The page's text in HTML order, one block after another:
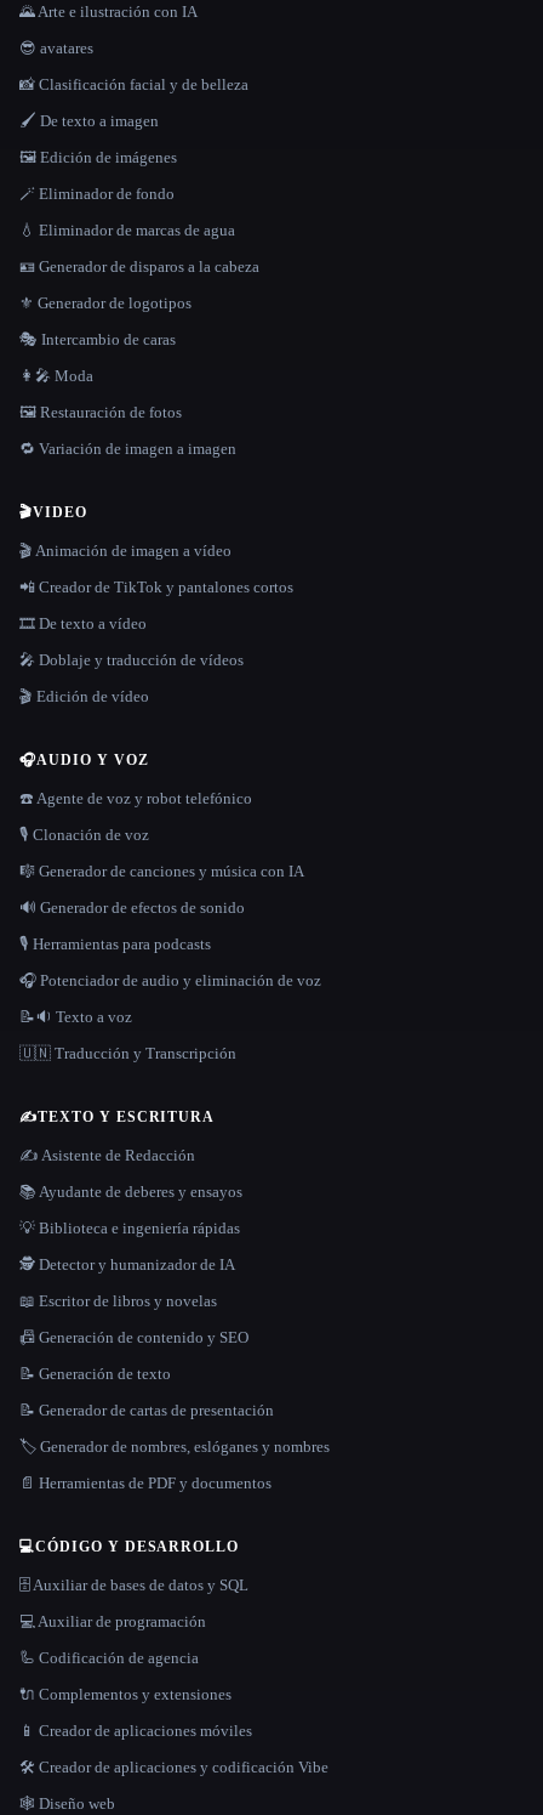
🌄 Arte e ilustración con IA
😎 avatares
📸 Clasificación facial y de belleza
🖌️ De texto a imagen
🖼️ Edición de imágenes
🪄 Eliminador de fondo
💧 Eliminador de marcas de agua
🪪 Generador de disparos a la cabeza
⚜️ Generador de logotipos
🎭 Intercambio de caras
👩‍🎤 Moda
🖼️ Restauración de fotos
🔁 Variación de imagen a imagen
🎬VIDEO
🎬 Animación de imagen a vídeo
📲 Creador de TikTok y pantalones cortos
🎞️ De texto a vídeo
🎤 Doblaje y traducción de vídeos
🎬 Edición de vídeo
🎧AUDIO Y VOZ
☎️ Agente de voz y robot telefónico
🎙️ Clonación de voz
🎼 Generador de canciones y música con IA
🔊 Generador de efectos de sonido
🎙️ Herramientas para podcasts
🎧 Potenciador de audio y eliminación de voz
📝🔉 Texto a voz
🇺🇳 Traducción y Transcripción
✍️TEXTO Y ESCRITURA
✍️ Asistente de Redacción
📚 Ayudante de deberes y ensayos
💡 Biblioteca e ingeniería rápidas
🕵️ Detector y humanizador de IA
📖 Escritor de libros y novelas
📠 Generación de contenido y SEO
📝 Generación de texto
📝 Generador de cartas de presentación
🏷️ Generador de nombres, eslóganes y nombres
📄 Herramientas de PDF y documentos
💻CÓDIGO Y DESARROLLO
🗄️ Auxiliar de bases de datos y SQL
💻 Auxiliar de programación
🦾 Codificación de agencia
🔌 Complementos y extensiones
📱 Creador de aplicaciones móviles
🛠️ Creador de aplicaciones y codificación Vibe
🕸 Diseño web